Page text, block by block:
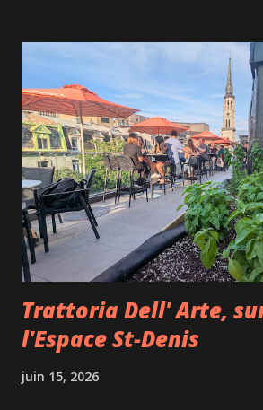
galaxies, des planètes et des images
fait la réputation du groupe britannique.
marie la musique de l’album culte de
enveloppants conçus pour occuper
Pendant environ 45 minutes, soit la
original, les spectateurs sont
sensoriel où défilent les pièces
dont Money , Time , Us and Them et
L’album a été remasterisé en s...
Trattoria Dell' Arte,
l'Espace St-Denis
juin 15, 2026